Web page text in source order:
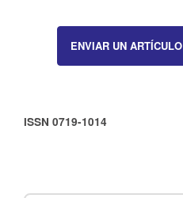
ENVIAR UN ARTÍCULO
ISSN 0719-1014